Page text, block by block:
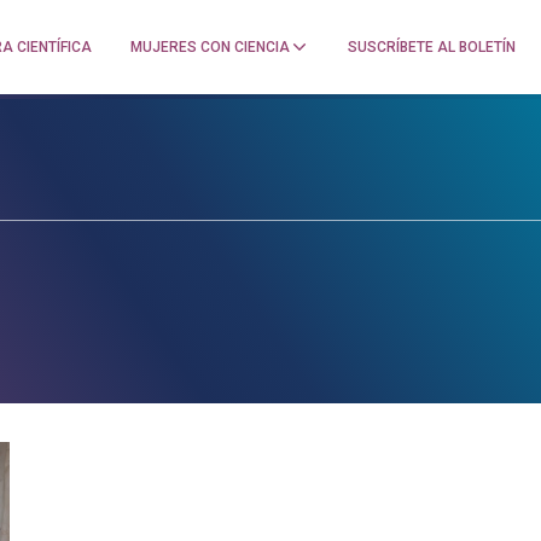
CIENTÍFICA MUJERES CON CIENCIA SUSCRÍBETE AL BOLETÍN